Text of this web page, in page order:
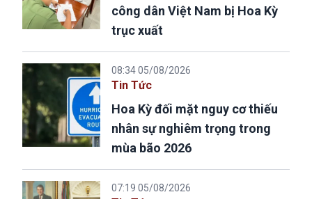
công dân Việt Nam bị Hoa Kỳ
trục xuất
08:34 05/08/2026
Tin Tức
Hoa Kỳ đối mặt nguy cơ thiếu
nhân sự nghiêm trọng trong
mùa bão 2026
07:19 05/08/2026